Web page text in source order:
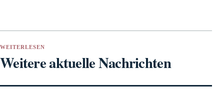
WEITERLESEN
Weitere aktuelle Nachrichten